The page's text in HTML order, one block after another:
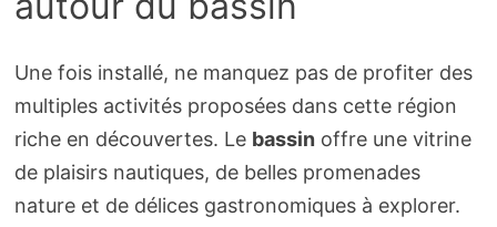
Une fois installé, ne manquez pas de profiter des
multiples activités proposées dans cette région
riche en découvertes. Le bassin offre une vitrine
de plaisirs nautiques, de belles promenades
nature et de délices gastronomiques à explorer.